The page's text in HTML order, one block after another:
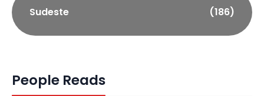
Sudeste (186)
People Reads